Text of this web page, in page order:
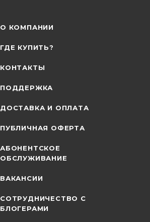
О КОМПАНИИ
ГДЕ КУПИТЬ?
КОНТАКТЫ
ПОДДЕРЖКА
ДОСТАВКА И ОПЛАТА
ПУБЛИЧНАЯ ОФЕРТА
АБОНЕНТСКОЕ
ОБСЛУЖИВАНИЕ
ВАКАНСИИ
СОТРУДНИЧЕСТВО С
БЛОГЕРАМИ